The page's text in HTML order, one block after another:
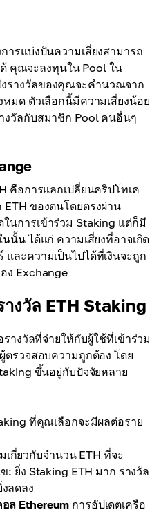
ารแบ่งปันความเสี่ยงสามารถ
คุณจะลงทุนใน Pool ใน
รางวัลของคุณจะคำนวณจาก
มด ตัวเลือกนี้มีความเสี่ยงน้อย
งวัลกับสมาชิก Pool คนอื่นๆ
คือการแลกเปลี่ยนคริปโทเค
ของตนโดยตรงผ่าน
นการเข้าร่วม Staking แต่ก็มี
นั้น ได้แก่ ความเสี่ยงที่อาจเกิด
ละความเป็นไปได้ที่เงินจะถูก
ง Exchange
งวัล ETH Staking
างวัลที่จ่ายให้กับผู้ใช้ที่เข้าร่วม
ตรวจสอบความถูกต้อง โดย
ขึ้นอยู่กับปัจจัยหลาย
ที่คุณเลือกจะมีผลต่อราย
เกี่ยวกับจำนวน ETH ที่จะ
: ยิ่ง Staking ETH มาก รางวัล
ลดลง
ล Ethereum การอัปเดตเครือ